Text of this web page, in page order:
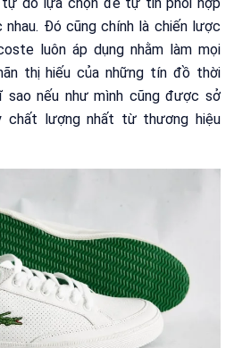
nhau. Đó cũng chính là chiến lược
luôn áp dụng nhằm làm mọi
thị hiếu của những tín đồ thời
sao nếu như mình cũng được sở
chất lượng nhất từ thương hiệu